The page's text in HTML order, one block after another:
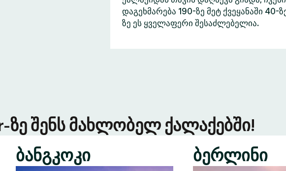
დაგეხმარება 190-ზე მეტ ქვეყანაში 40-
ზე ეს ყველაფერი შესაძლებელია.
ზე შენს მახლობელ ქალაქებში!
ბანგკოკი
ბერლინი